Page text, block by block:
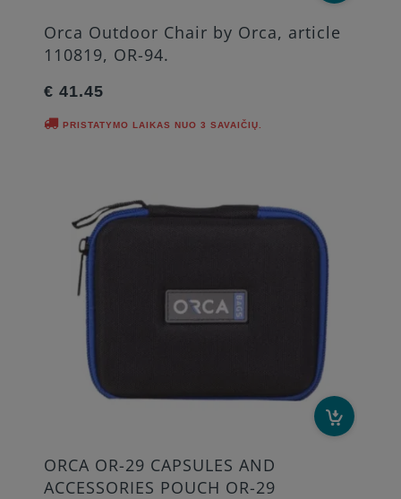
Orca Outdoor Chair by Orca, article
110819, OR-94.
€ 41.45
PRISTATYMO LAIKAS NUO 3 SAVAIČIŲ.
ORCA OR-29 CAPSULES AND
ACCESSORIES POUCH OR-29